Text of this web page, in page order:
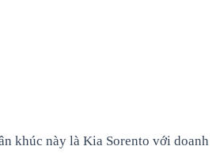
khúc này là Kia Sorento với doanh